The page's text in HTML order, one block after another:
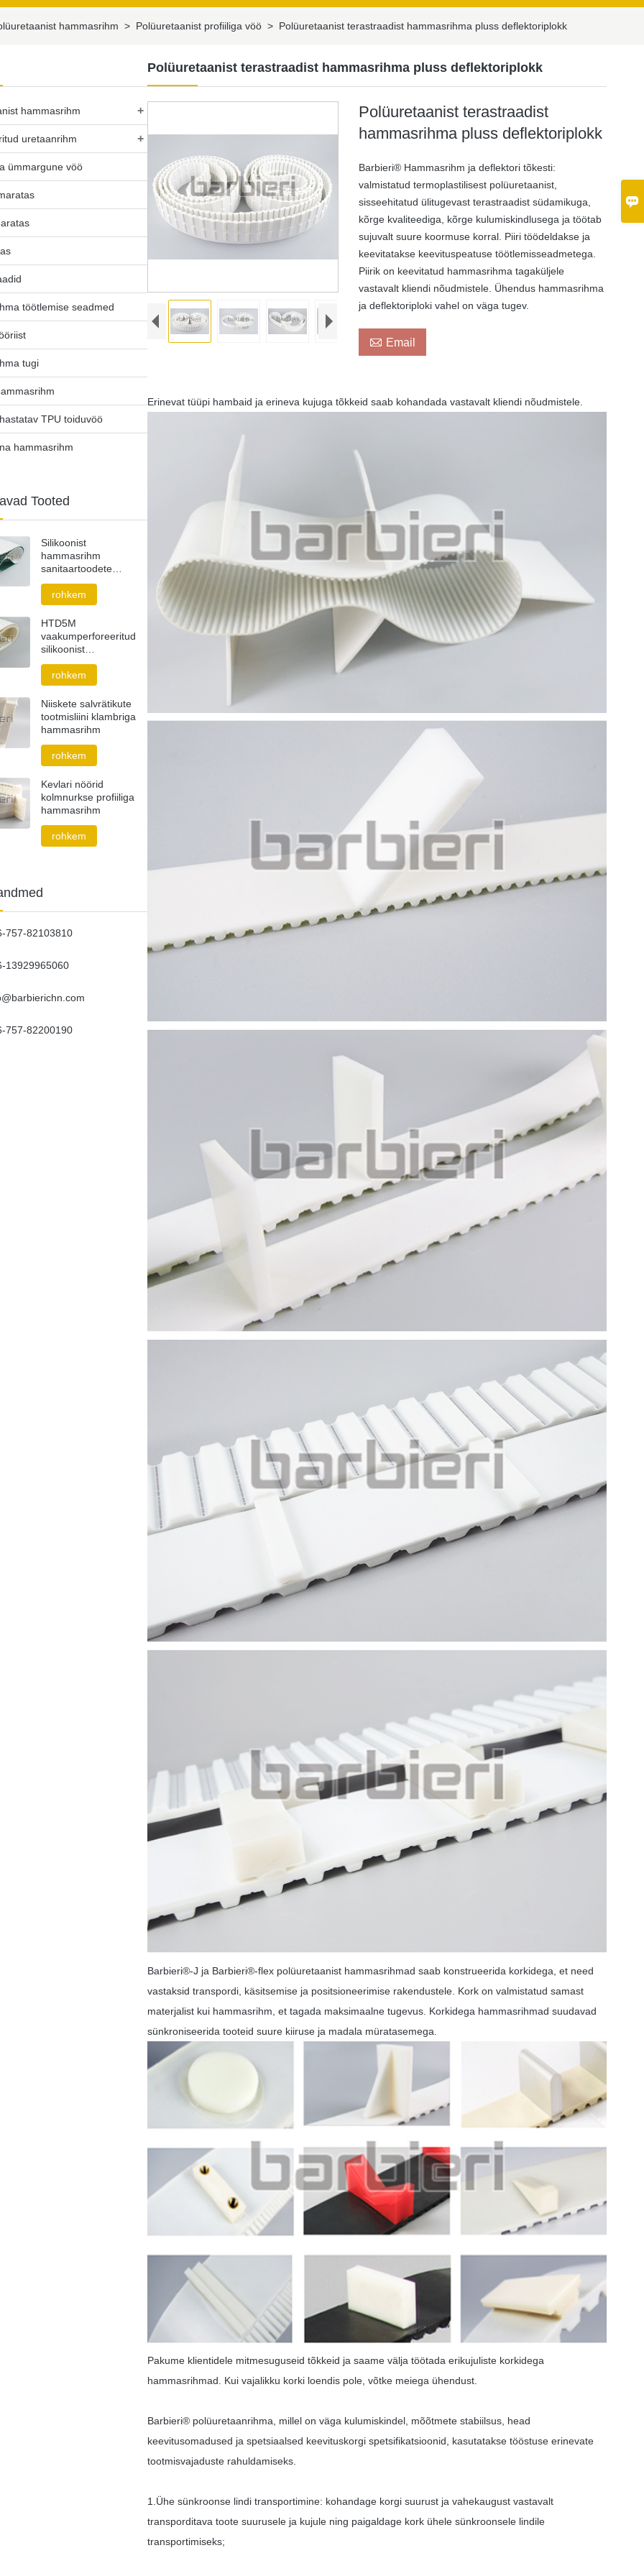

hammasrihm > Polüuretaanist profiiliga vöö > Polüuretaanist terastraadist hammasrihma pluss deflektoriplokk
Polüuretaanist terastraadist hammasrihma pluss deflektoriplokk
Polüuretaanist terastraadist
hammasrihma pluss deflektoriplokk
Barbieri® Hammasrihm ja deflektori tõkesti:
valmistatud termoplastilisest polüuretaanist,
sisseehitatud ülitugevast terastraadist südamikuga,
kõrge kvaliteediga, kõrge kulumiskindlusega ja töötab
sujuvalt suure koormuse korral. Piiri töödeldakse ja
keevitatakse keevituspeatuse töötlemisseadmetega.
Piirik on keevitatud hammasrihma tagaküljele
vastavalt kliendi nõudmistele. Ühendus hammasrihma
ja deflektoriploki vahel on väga tugev.
 Email
Erinevat tüüpi hambaid ja erineva kujuga tõkkeid saab kohandada vastavalt kliendi nõudmistele.
Barbieri®-J ja Barbieri®-flex polüuretaanist hammasrihmad saab konstrueerida korkidega, et need
vastaksid transpordi, käsitsemise ja positsioneerimise rakendustele. Kork on valmistatud samast
materjalist kui hammasrihm, et tagada maksimaalne tugevus. Korkidega hammasrihmad suudavad
sünkroniseerida tooteid suure kiiruse ja madala müratasemega.
Pakume klientidele mitmesuguseid tõkkeid ja saame välja töötada erikujuliste korkidega
hammasrihmad. Kui vajalikku korki loendis pole, võtke meiega ühendust.
Barbieri® polüuretaanrihma, millel on väga kulumiskindel, mõõtmete stabiilsus, head
keevitusomadused ja spetsiaalsed keevituskorgi spetsifikatsioonid, kasutatakse tööstuse erinevate
tootmisvajaduste rahuldamiseks.
1.Ühe sünkroonse lindi transportimine: kohandage korgi suurust ja vahekaugust vastavalt
transporditava toote suurusele ja kujule ning paigaldage kork ühele sünkroonsele lindile
transportimiseks;
+
hammasrihm
+
uretaanrihm
ümmargune vöö
töötlemise seadmed
tugi
TPU toiduvöö
hammasrihm
Tooted
Silikoonist
hammasrihm
sanitaartoodete
tööstusele
rohkem
HTD5M
vaakumperforeeritud
silikoonist
hammasrihm
rohkem
Niiskete salvrätikute
tootmisliini klambriga
hammasrihm
rohkem
Kevlari nöörid
kolmnurkse profiiliga
hammasrihm
rohkem
757-82103810
13929965060
757-82200190